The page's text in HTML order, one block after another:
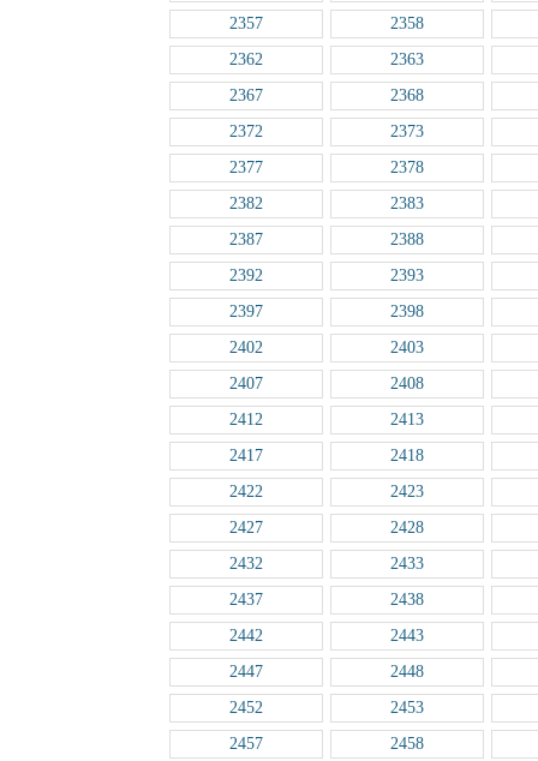
2357
2358
2362
2363
2367
2368
2372
2373
2377
2378
2382
2383
2387
2388
2392
2393
2397
2398
2402
2403
2407
2408
2412
2413
2417
2418
2422
2423
2427
2428
2432
2433
2437
2438
2442
2443
2447
2448
2452
2453
2457
2458